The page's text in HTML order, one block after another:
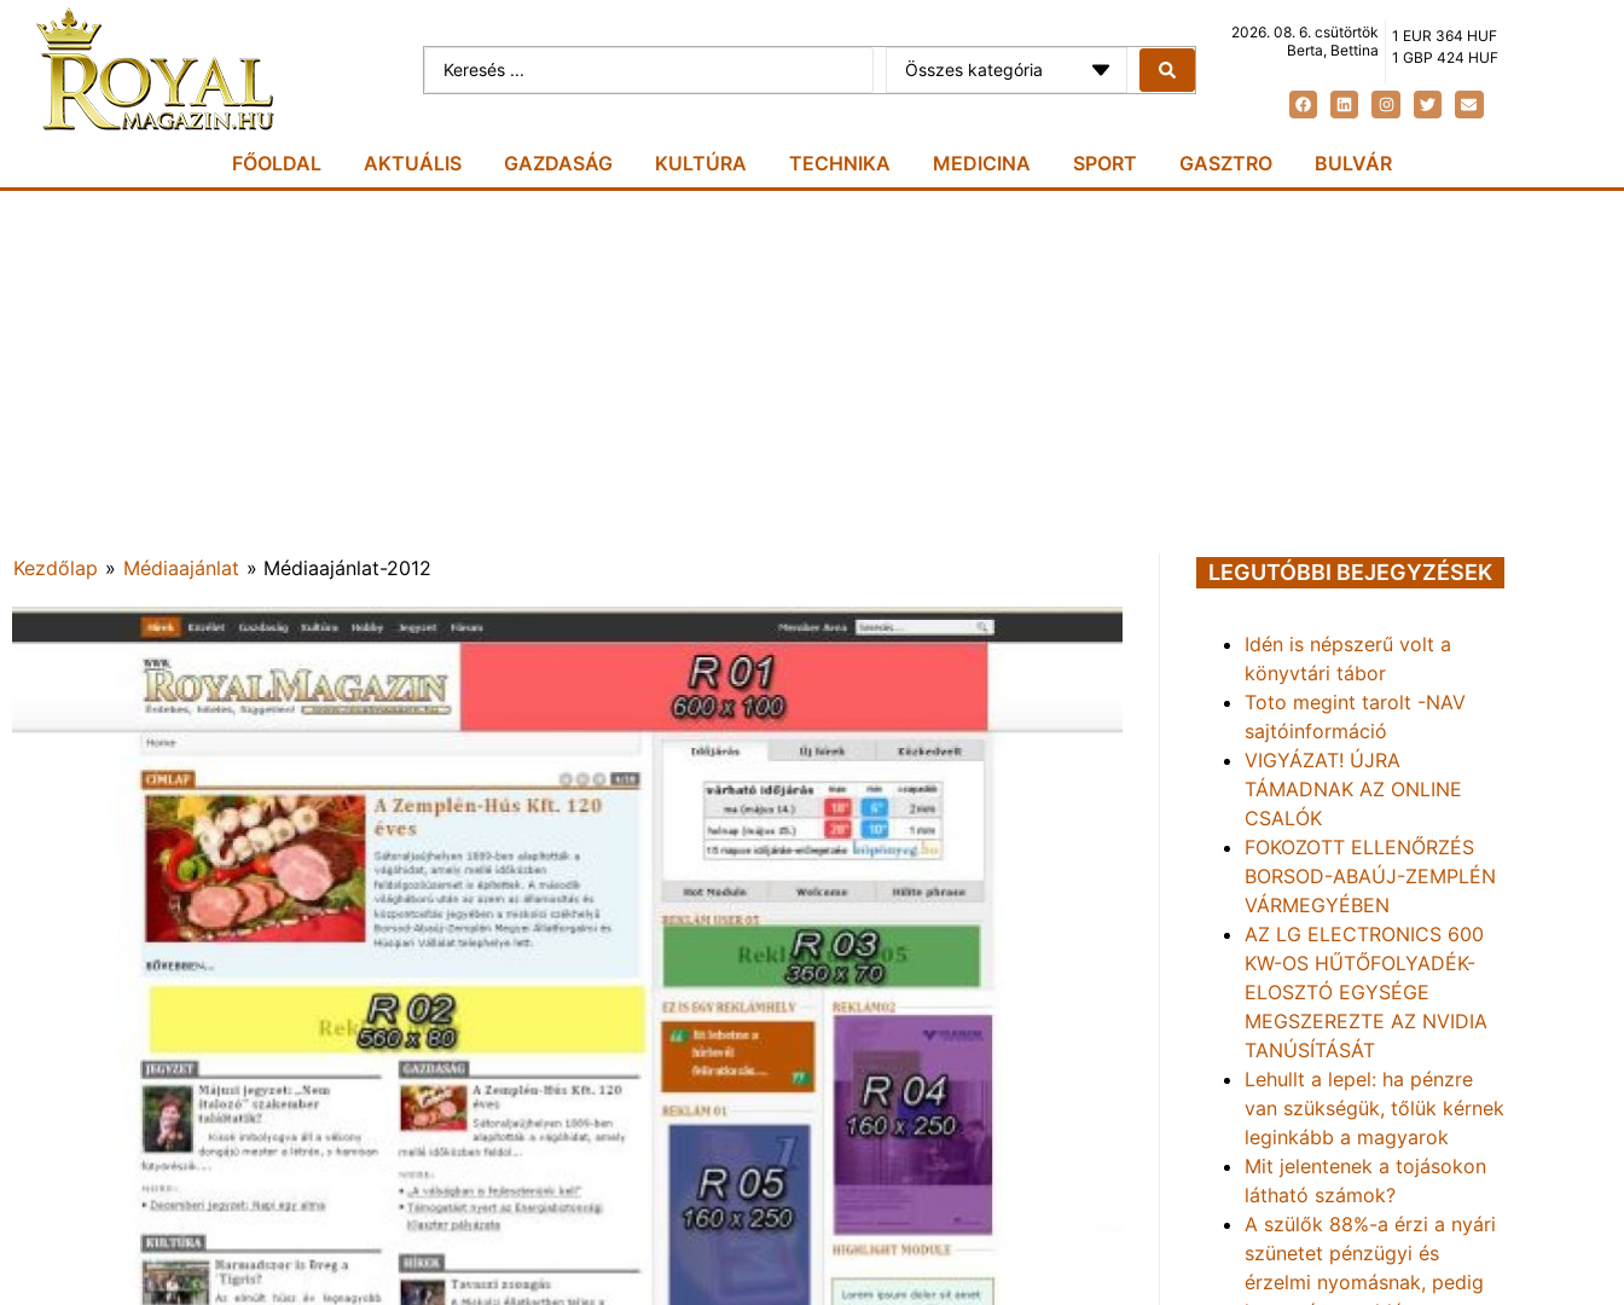
Összes kategória
2026. 08. 6. csütörtök
Berta, Bettina
1 EUR 364 HUF
1 GBP 424 HUF
FŐOLDAL AKTUÁLIS GAZDASÁG KULTÚRA TECHNIKA MEDICINA SPORT GASZTRO BULVÁR
Kezdőlap » Médiaajánlat » Médiaajánlat-2012 LEGUTÓBBI BEJEGYZÉSEK
Idén is népszerű volt a
könyvtári tábor
Toto megint tarolt -NAV
sajtóinformáció
VIGYÁZAT! ÚJRA
TÁMADNAK AZ ONLINE
CSALÓK
FOKOZOTT ELLENŐRZÉS
BORSOD-ABAÚJ-ZEMPLÉN
VÁRMEGYÉBEN
AZ LG ELECTRONICS 600
KW-OS HŰTŐFOLYADÉK-
ELOSZTÓ EGYSÉGE
MEGSZEREZTE AZ NVIDIA
TANÚSÍTÁSÁT
Lehullt a lepel: ha pénzre
van szükségük, tőlük kérnek
leginkább a magyarok
Mit jelentenek a tojásokon
látható számok?
A szülők 88%-a érzi a nyári
szünetet pénzügyi és
érzelmi nyomásnak, pedig